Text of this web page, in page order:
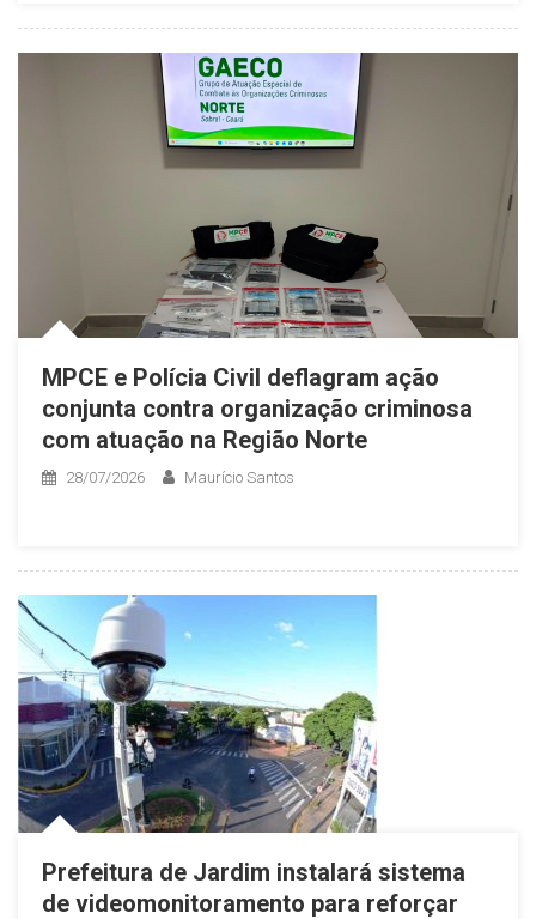
MPCE e Polícia Civil deflagram ação
conjunta contra organização criminosa
com atuação na Região Norte
28/07/2026 Maurício Santos
Prefeitura de Jardim instalará sistema
de videomonitoramento para reforçar